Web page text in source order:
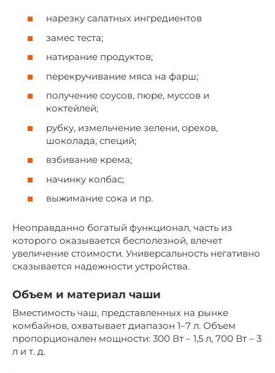
нарезку салатных ингредиентов
замес теста;
натирание продуктов;
перекручивание мяса на фарш;
получение соусов, пюре, муссов и
коктейлей;
рубку, измельчение зелени, орехов,
шоколада, специй;
взбивание крема;
начинку колбас;
выжимание сока и пр.
Неоправданно богатый функционал, часть из
которого оказывается бесполезной, влечет
увеличение стоимости. Универсальность негативно
сказывается надежности устройства.
Объем и материал чаши
Вместимость чаш, представленных на рынке
комбайнов, охватывает диапазон 1–7 л. Объем
пропорционален мощности: 300 Вт – 1,5 л, 700 Вт – 3
л и т. д.